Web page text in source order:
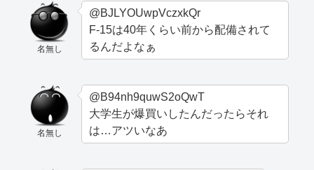
名無し
@BJLYOUwpVczxkQr
F-15は40年くらい前から配備されて
るんだよなぁ
名無し
@B94nh9quwS2oQwT
大学生が爆買いしたんだったらそれ
は…アツいなあ